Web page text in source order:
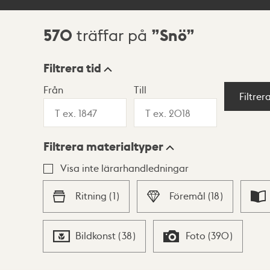
Sökresultat
570 träffar på Snö
Visningsläge
Lista Karta
Filtrera tid
Från Till
Filtrera materialtyper
Visa inte lärarhandledningar
Ritning (1) Föremål (18)
Bildkonst (38) Foto (390)